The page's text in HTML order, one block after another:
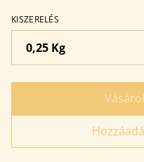
KISZERELÉS